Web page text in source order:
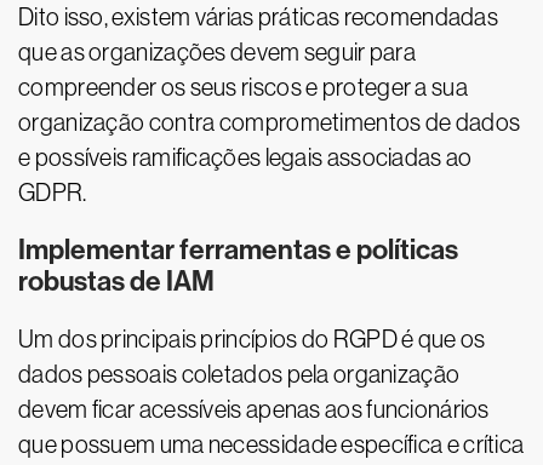
Dito isso, existem várias práticas recomendadas
que as organizações devem seguir para
compreender os seus riscos e proteger a sua
organização contra comprometimentos de dados
e possíveis ramificações legais associadas ao
GDPR.
Implementar ferramentas e políticas
robustas de IAM
Um dos principais princípios do RGPD é que os
dados pessoais coletados pela organização
devem ficar acessíveis apenas aos funcionários
que possuem uma necessidade específica e crítica